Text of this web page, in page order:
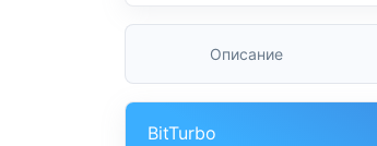
Описание
BitTurbo